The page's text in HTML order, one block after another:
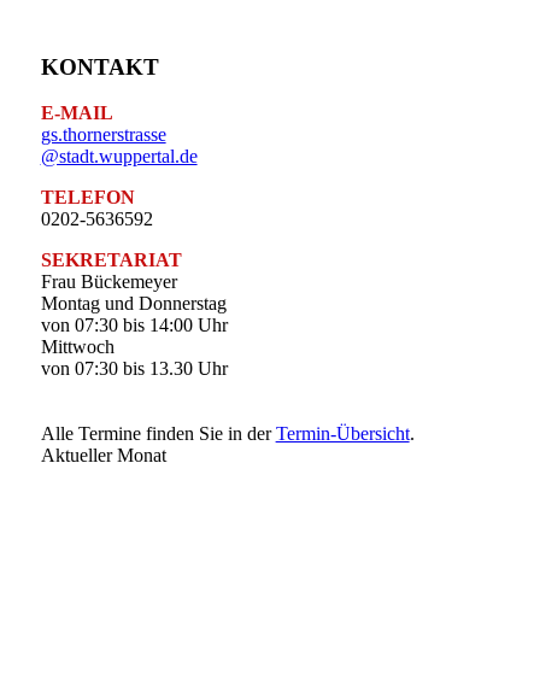
KONTAKT
E-MAIL
gs.thornerstrasse
@stadt.wuppertal.de
TELEFON
0202-5636592
SEKRETARIAT
Frau Bückemeyer
Montag und Donnerstag
von 07:30 bis 14:00 Uhr
Mittwoch
von 07:30 bis 13.30 Uhr
Alle Termine finden Sie in derTermin-Übersicht.
Aktueller Monat